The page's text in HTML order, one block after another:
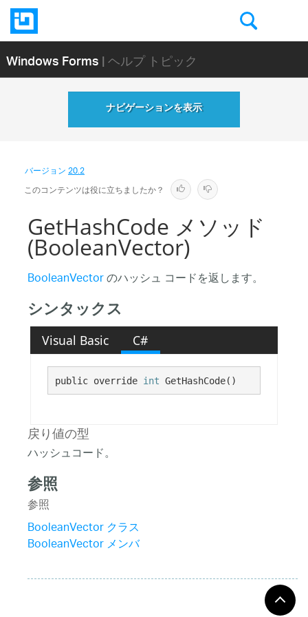
Windows Forms| ヘルプ トピック
ナビゲーションを表示
バージョン20.2
このコンテンツは役に立ちましたか？
GetHashCode メソッド
(BooleanVector)
BooleanVectorのハッシュ コードを返します。
シンタックス
Visual Basic C#
public override int GetHashCode()
戻り値の型
ハッシュコード。
参照
参照
BooleanVector クラス
BooleanVector メンバ